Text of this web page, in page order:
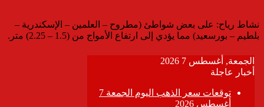
​نشاط رياح: على بعض شواطئ (مطروح – العلمين – الإسكندرية –
بلطيم – بورسعيد) مما يؤدي إلى ارتفاع الأمواج من (1.5 – 2.25) متر.